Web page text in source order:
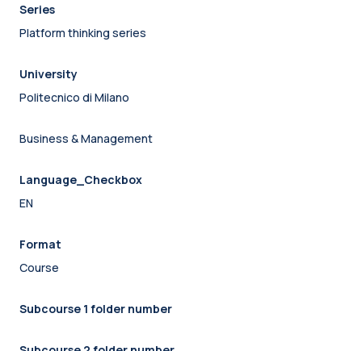
Series
Platform thinking series
University
Politecnico di Milano
Business & Management
Language_Checkbox
EN
Format
Course
Subcourse 1 folder number